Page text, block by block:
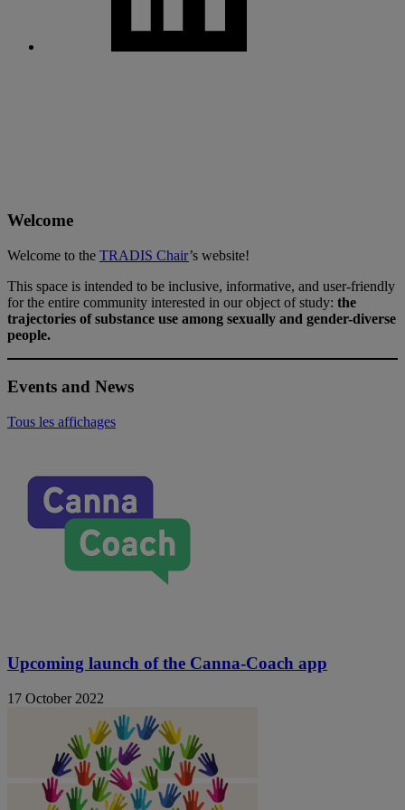
Welcome
Welcome to the TRADIS Chair’s website!
This space is intended to be inclusive, informative, and user-friendly
for the entire community interested in our object of study: the
trajectories of substance use among sexually and gender-diverse
people.
Events and News
Tous les affichages
Upcoming launch of the Canna-Coach app
17 October 2022